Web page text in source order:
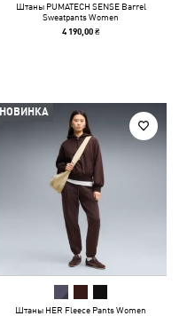
Штаны PUMATECH SENSE Barrel
Sweatpants Women
4 190,00 ₴
НОВИНКА
Штаны HER Fleece Pants Women